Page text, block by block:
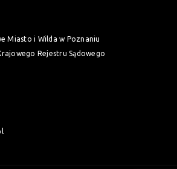
Miasto i Wilda w Poznaniu
Rejestru Sądowego